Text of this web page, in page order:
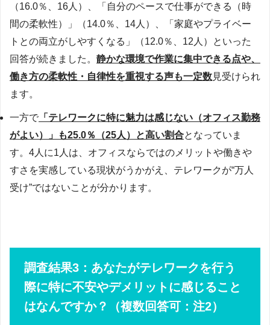
（16.0％、16人）、「自分のペースで仕事ができる（時
間の柔軟性）」（14.0％、14人）、「家庭やプライベー
トとの両立がしやすくなる」（12.0％、12人）といった
回答が続きました。 静かな環境で作業に集中できる点や、
働き方の柔軟性・自律性を重視する声も一定数見受けられ
ます。
一方で 「テレワークに特に魅力は感じない（オフィス勤務
がよい）」も25.0％（25人）と高い割合となっていま
す。4人に1人は、オフィスならではのメリットや働きや
すさを実感している現状がうかがえ、テレワークが“万人
受け”ではないことが分かります。
調査結果3：あなたがテレワークを行う
際に特に不安やデメリットに感じること
はなんですか？（複数回答可：注2）